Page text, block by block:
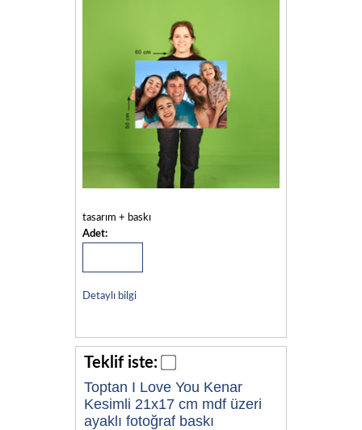
tasarım + baskı
Adet:
Detaylı bilgi
Teklif iste:
Toptan I Love You Kenar
Kesimli 21x17 cm mdf üzeri
ayaklı fotoğraf baskı